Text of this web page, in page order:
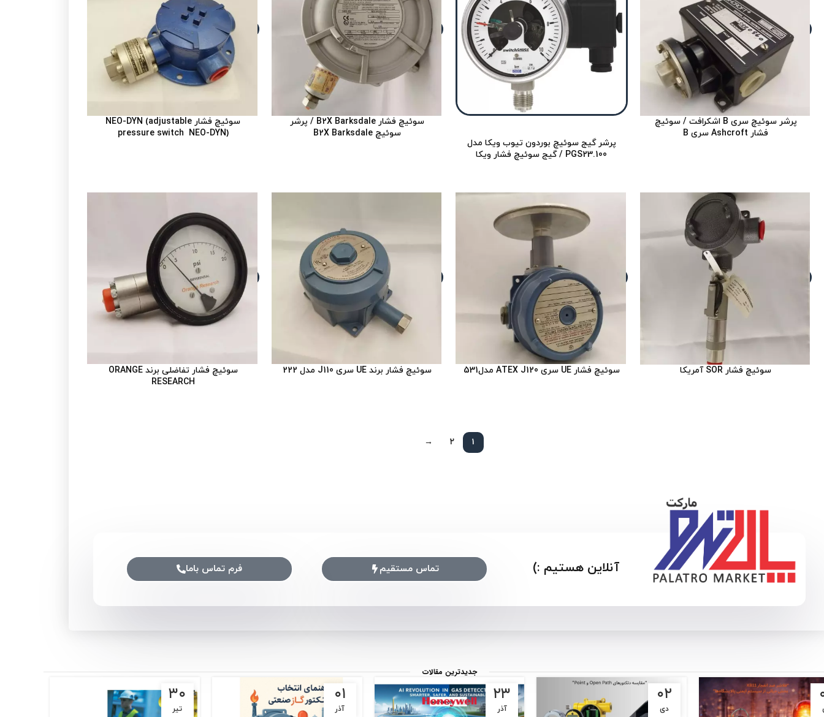
پرشر سوئیچ سری B اشکرافت / سوئیچ
فشار Ashcroft سری B
پرشر گیج سوئیچ بوردون تیوب ویکا مدل
PGS23.100 / گیج سوئیچ فشار ویکا
سوئیچ فشار B2X Barksdale / پرشر
سوئیچ B2X Barksdale
سوئیچ فشار NEO-DYN (adjustable
pressure switch NEO-DYN)
سوئیچ فشار SOR آمریکا سوئیچ فشار UE سری ATEX J120 مدل531 سوئیچ فشار برند UE سری J110 مدل 222
سوئیچ فشار تفاضلی برند ORANGE
RESEARCH
۱ ۲ →
آنلاین هستیم :) تماس مستقیم فرم تماس باما
جدیدترین مقالات
۰۲
دی
۲۳
آذر
۰۱
آذر
۳۰
تیر